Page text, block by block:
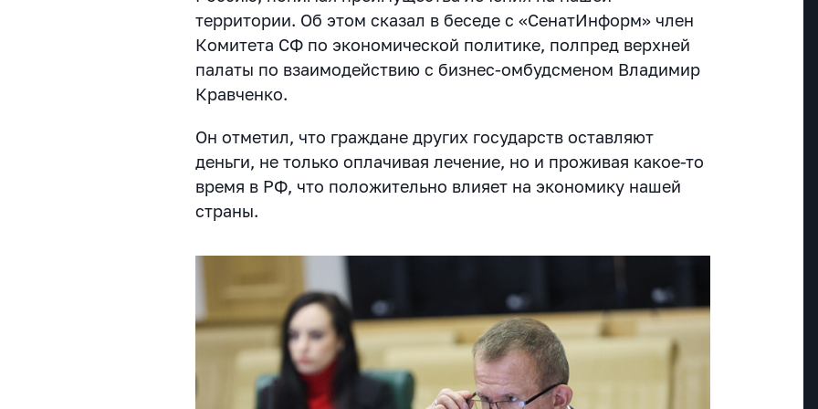
территории. Об этом сказал в беседе с «СенатИнформ» член
Комитета СФ по экономической политике, полпред верхней
палаты по взаимодействию с бизнес-омбудсменом Владимир
Кравченко.
Он отметил, что граждане других государств оставляют
деньги, не только оплачивая лечение, но и проживая какое-то
время в РФ, что положительно влияет на экономику нашей
страны.